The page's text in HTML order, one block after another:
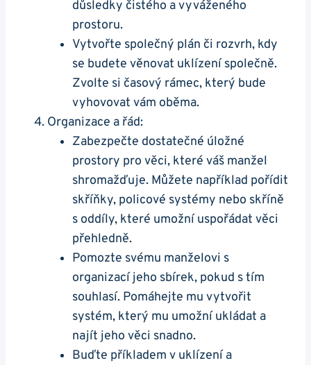
důsledky čistého a vyváženého
prostoru.
Vytvořte společný plán či rozvrh, kdy
se budete věnovat uklízení společně.
Zvolte si časový rámec, který bude
vyhovovat vám oběma.
Organizace a řád:
Zabezpečte dostatečné úložné
prostory pro věci, které váš manžel
shromažďuje. Můžete například pořídit
skříňky, policové systémy nebo skříně
s oddíly, které umožní uspořádat věci
přehledně.
Pomozte svému manželovi s
organizací jeho sbírek, pokud s tím
souhlasí. Pomáhejte mu vytvořit
systém, který mu umožní ukládat a
najít jeho věci snadno.
Buďte příkladem v uklízení a